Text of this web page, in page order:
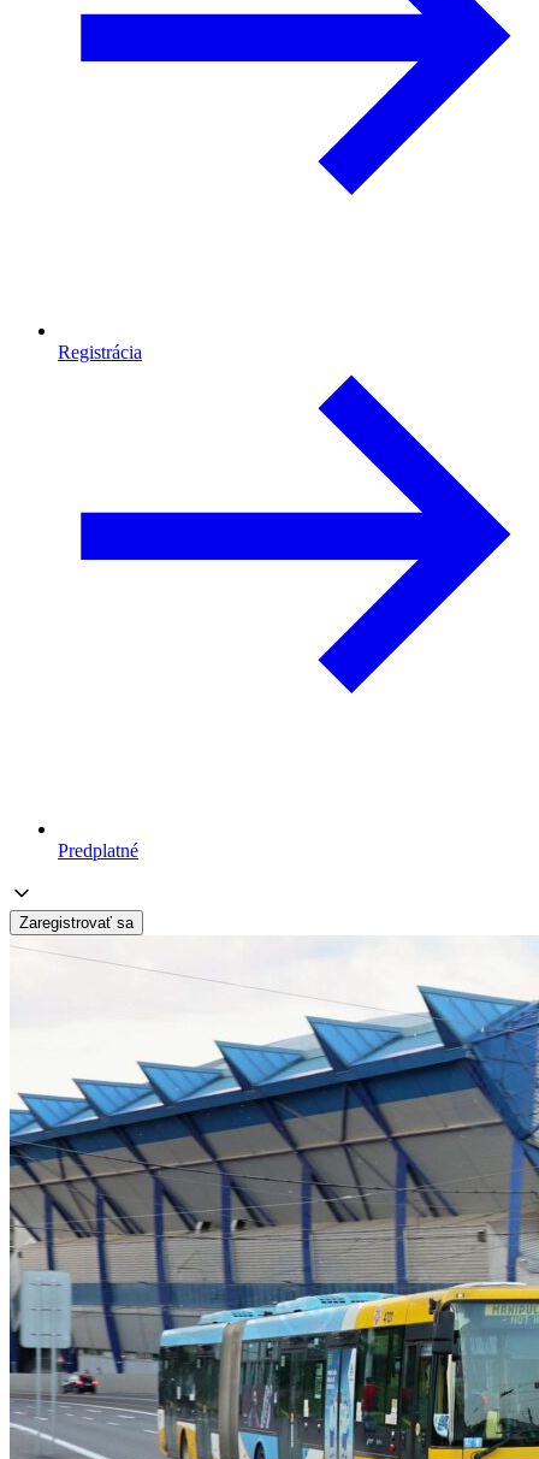
Registrácia
Predplatné
Zaregistrovať sa